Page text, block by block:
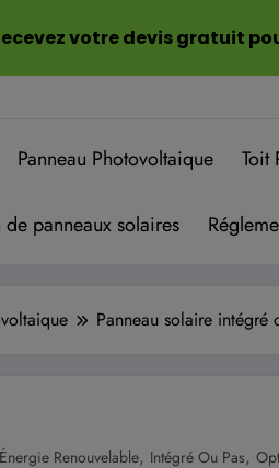
Panneau Photovoltaique Toit
de panneaux solaires
Panneau solaire
Énergie Renouvelable, Intégré Ou Pas,
votre devis gratuit